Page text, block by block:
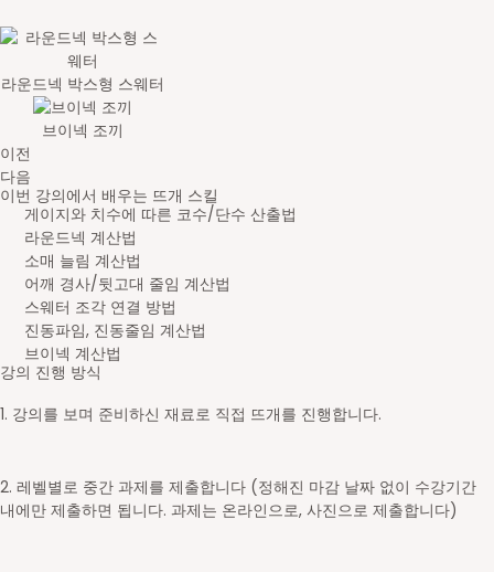
라운드넥 박스형 스웨터
브이넥 조끼
이전
다음
이번 강의에서 배우는 뜨개 스킬
게이지와 치수에 따른 코수/단수 산출법
라운드넥 계산법
소매 늘림 계산법
어깨 경사/뒷고대 줄임 계산법
스웨터 조각 연결 방법
진동파임, 진동줄임 계산법
브이넥 계산법
강의 진행 방식
1. 강의를 보며 준비하신 재료로 직접 뜨개를 진행합니다.
2. 레벨별로 중간 과제를 제출합니다 (정해진 마감 날짜 없이 수강기간
내에만 제출하면 됩니다. 과제는 온라인으로, 사진으로 제출합니다)